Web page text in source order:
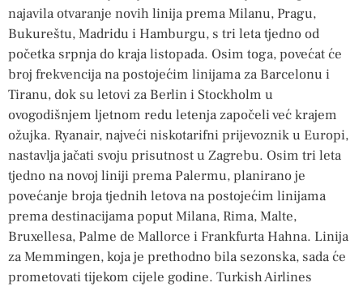
najavila otvaranje novih linija prema Milanu, Pragu,
Bukureštu, Madridu i Hamburgu, s tri leta tjedno od
početka srpnja do kraja listopada. Osim toga, povećat će
broj frekvencija na postojećim linijama za Barcelonu i
Tiranu, dok su letovi za Berlin i Stockholm u
ovogodišnjem ljetnom redu letenja započeli već krajem
ožujka. Ryanair, najveći niskotarifni prijevoznik u Europi,
nastavlja jačati svoju prisutnost u Zagrebu. Osim tri leta
tjedno na novoj liniji prema Palermu, planirano je
povećanje broja tjednih letova na postojećim linijama
prema destinacijama poput Milana, Rima, Malte,
Bruxellesa, Palme de Mallorce i Frankfurta Hahna. Linija
za Memmingen, koja je prethodno bila sezonska, sada će
prometovati tijekom cijele godine. Turkish Airlines